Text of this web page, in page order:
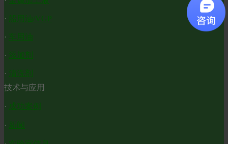
· 船用油/VGP
· 车用油
· 添加剂
· 清洗剂
技术与应用
· 成功案例
· 新闻